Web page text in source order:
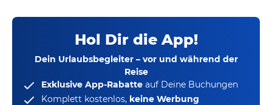
Hol Dir die App!
Dein Urlaubsbegleiter – vor und während der
Reise
Exklusive App-Rabatte auf Deine Buchungen
Komplett kostenlos, keine Werbung